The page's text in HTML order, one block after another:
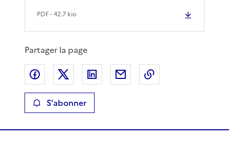
PDF- 42.7 kio
Partager la page
Partager sur Facebook
Partager sur XPartager sur LinkedIn
Partager par email
S'abonner